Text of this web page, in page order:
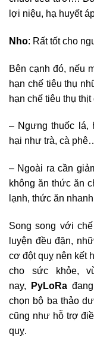
lợi niệu, hạ huyết
Nho: Rất tốt cho
Bên cạnh đó, nếu
hạn chế tiêu thụ
hạn chế tiêu thụ
– Ngưng thuốc lá,
hại như trà, cà
– Ngoài ra cần
không ăn thức ăn
lạnh, thức ăn
Song song với
luyện đều đặn,
cơ đột quỵ nên kết
cho sức khỏe,
nay,
PyLoRa
chọn bộ ba thảo
cũng như hỗ trợ
quỵ.